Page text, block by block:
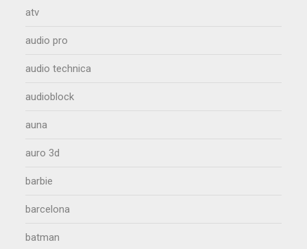
atv
audio pro
audio technica
audioblock
auna
auro 3d
barbie
barcelona
batman